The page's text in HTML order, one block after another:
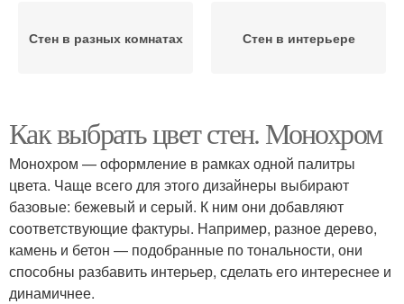
Стен в разных комнатах Стен в интерьере
Как выбрать цвет стен. Монохром
Монохром — оформление в рамках одной палитры
цвета. Чаще всего для этого дизайнеры выбирают
базовые: бежевый и серый. К ним они добавляют
соответствующие фактуры. Например, разное дерево,
камень и бетон — подобранные по тональности, они
способны разбавить интерьер, сделать его интереснее и
динамичнее.